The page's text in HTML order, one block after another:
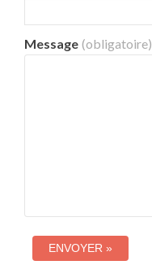
Message (obligatoire)